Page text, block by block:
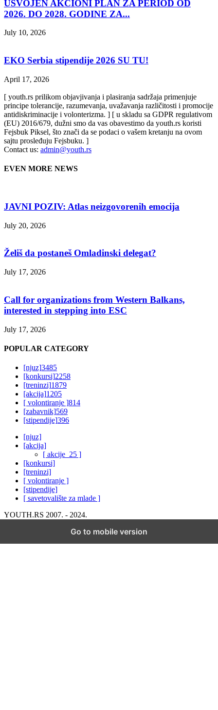
USVOJEN AKCIONI PLAN ZA PERIOD OD
2026. DO 2028. GODINE ZA...
July 10, 2026
EKO Serbia stipendije 2026 SU TU!
April 17, 2026
[ youth.rs prilikom objavjivanja i plasiranja sadržaja primenjuje
principe tolerancije, razumevanja, uvažavanja različitosti i promocije
antidiskriminacije i volonterizma. ] [ u skladu sa GDPR regulativom
(EU) 2016/679, dužni smo da vas obavestimo da youth.rs koristi
Fejsbuk Piksel, što znači da se podaci o vašem kretanju na ovom
sajtu prosleđuju Fejsbuku. ]
Contact us: admin@youth.rs
EVEN MORE NEWS
JAVNI POZIV: Atlas neizgovorenih emocija
July 20, 2026
Želiš da postaneš Omladinski delegat?
July 17, 2026
Call for organizations from Western Balkans,
interested in stepping into ESC
July 17, 2026
POPULAR CATEGORY
[njuz]3485
[konkursi]2258
[treninzi]1879
[akcija]1205
[ volontiranje ]814
[zabavnik]569
[stipendije]396
[njuz]
[akcija]
[ akcije_25 ]
[konkursi]
[treninzi]
[ volontiranje ]
[stipendije]
[ savetovalište za mlade ]
YOUTH.RS 2007. - 2024.
Go to mobile version